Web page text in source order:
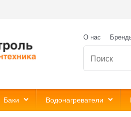
О нас
Баки Водонагреватели